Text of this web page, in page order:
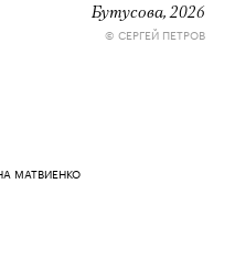
Бутусова, 2026
© СЕРГЕЙ ПЕТРОВ
МАТВИЕНКО